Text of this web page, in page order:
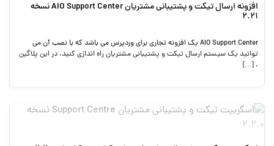
افزونه ارسال تیکت و پشتیبانی مشتریان AIO Support Center نسخه
2.21
AIO Support Center یک افزونه تجاری برای وردپرس می باشد که با نصب آن می
توانید یک سیستم ارسال تیکت و پشتیبانی مشتریان راه اندازی کنید. در این پلاگین
، […]